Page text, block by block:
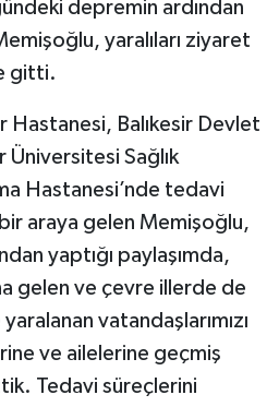
depremin ardından
yaralıları ziyaret
gitti.
Hastanesi, Balıkesir Devlet
Üniversitesi Sağlık
Hastanesi’nde tedavi
araya gelen Memişoğlu,
yaptığı paylaşımda,
gelen ve çevre illerde de
vatandaşlarımızı
ve ailelerine geçmiş
Tedavi süreçlerini